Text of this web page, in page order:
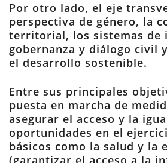
Por otro lado, el eje
perspectiva de género, la
territorial, los sistemas de
gobernanza y diálogo civil
el desarrollo sostenible.
Entre sus principales
puesta en marcha de
asegurar el acceso y la
oportunidades en el
básicos como la salud y la
(garantizar el acceso a la